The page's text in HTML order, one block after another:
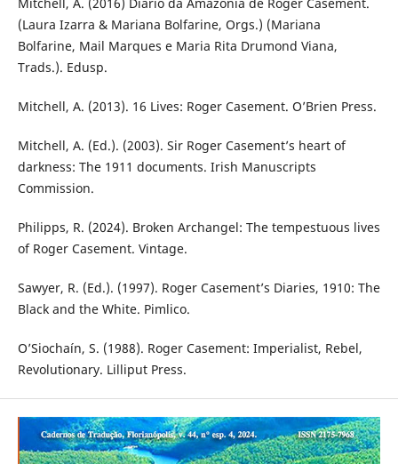
(Laura Izarra & Mariana Bolfarine, Orgs.) (Mariana
Bolfarine, Mail Marques e Maria Rita Drumond Viana,
Trads.). Edusp.
Mitchell, A. (2013). 16 Lives: Roger Casement. O’Brien Press.
Mitchell, A. (Ed.). (2003). Sir Roger Casement’s heart of
darkness: The 1911 documents. Irish Manuscripts
Commission.
Philipps, R. (2024). Broken Archangel: The tempestuous lives
of Roger Casement. Vintage.
Sawyer, R. (Ed.). (1997). Roger Casement’s Diaries, 1910: The
Black and the White. Pimlico.
O’Siochaín, S. (1988). Roger Casement: Imperialist, Rebel,
Revolutionary. Lilliput Press.